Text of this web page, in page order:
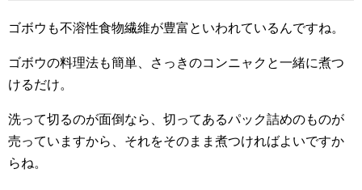
ゴボウも不溶性食物繊維が豊富といわれているんですね。
ゴボウの料理法も簡単、さっきのコンニャクと一緒に煮つ
けるだけ。
洗って切るのが面倒なら、切ってあるパック詰めのものが
売っていますから、それをそのまま煮つければよいですか
らね。